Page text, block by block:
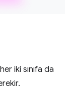
iki sınıfa da